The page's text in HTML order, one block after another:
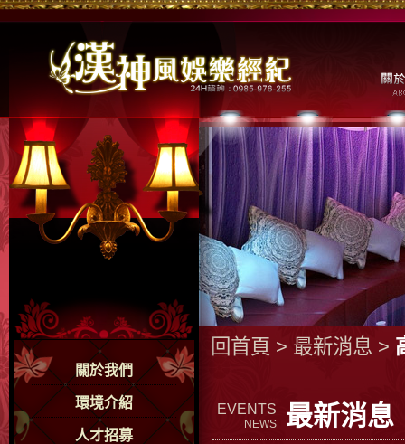
關於我們
環境介紹
人才招募
回首頁 > 最新消息 >
EVENTS
NEWS 最新消息